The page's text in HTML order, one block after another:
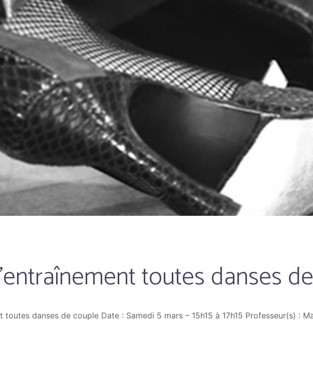
toutes danses
toutes danses de couple Date : Samedi 5 mars – 15h15 à 17h15 Professeur(s) :